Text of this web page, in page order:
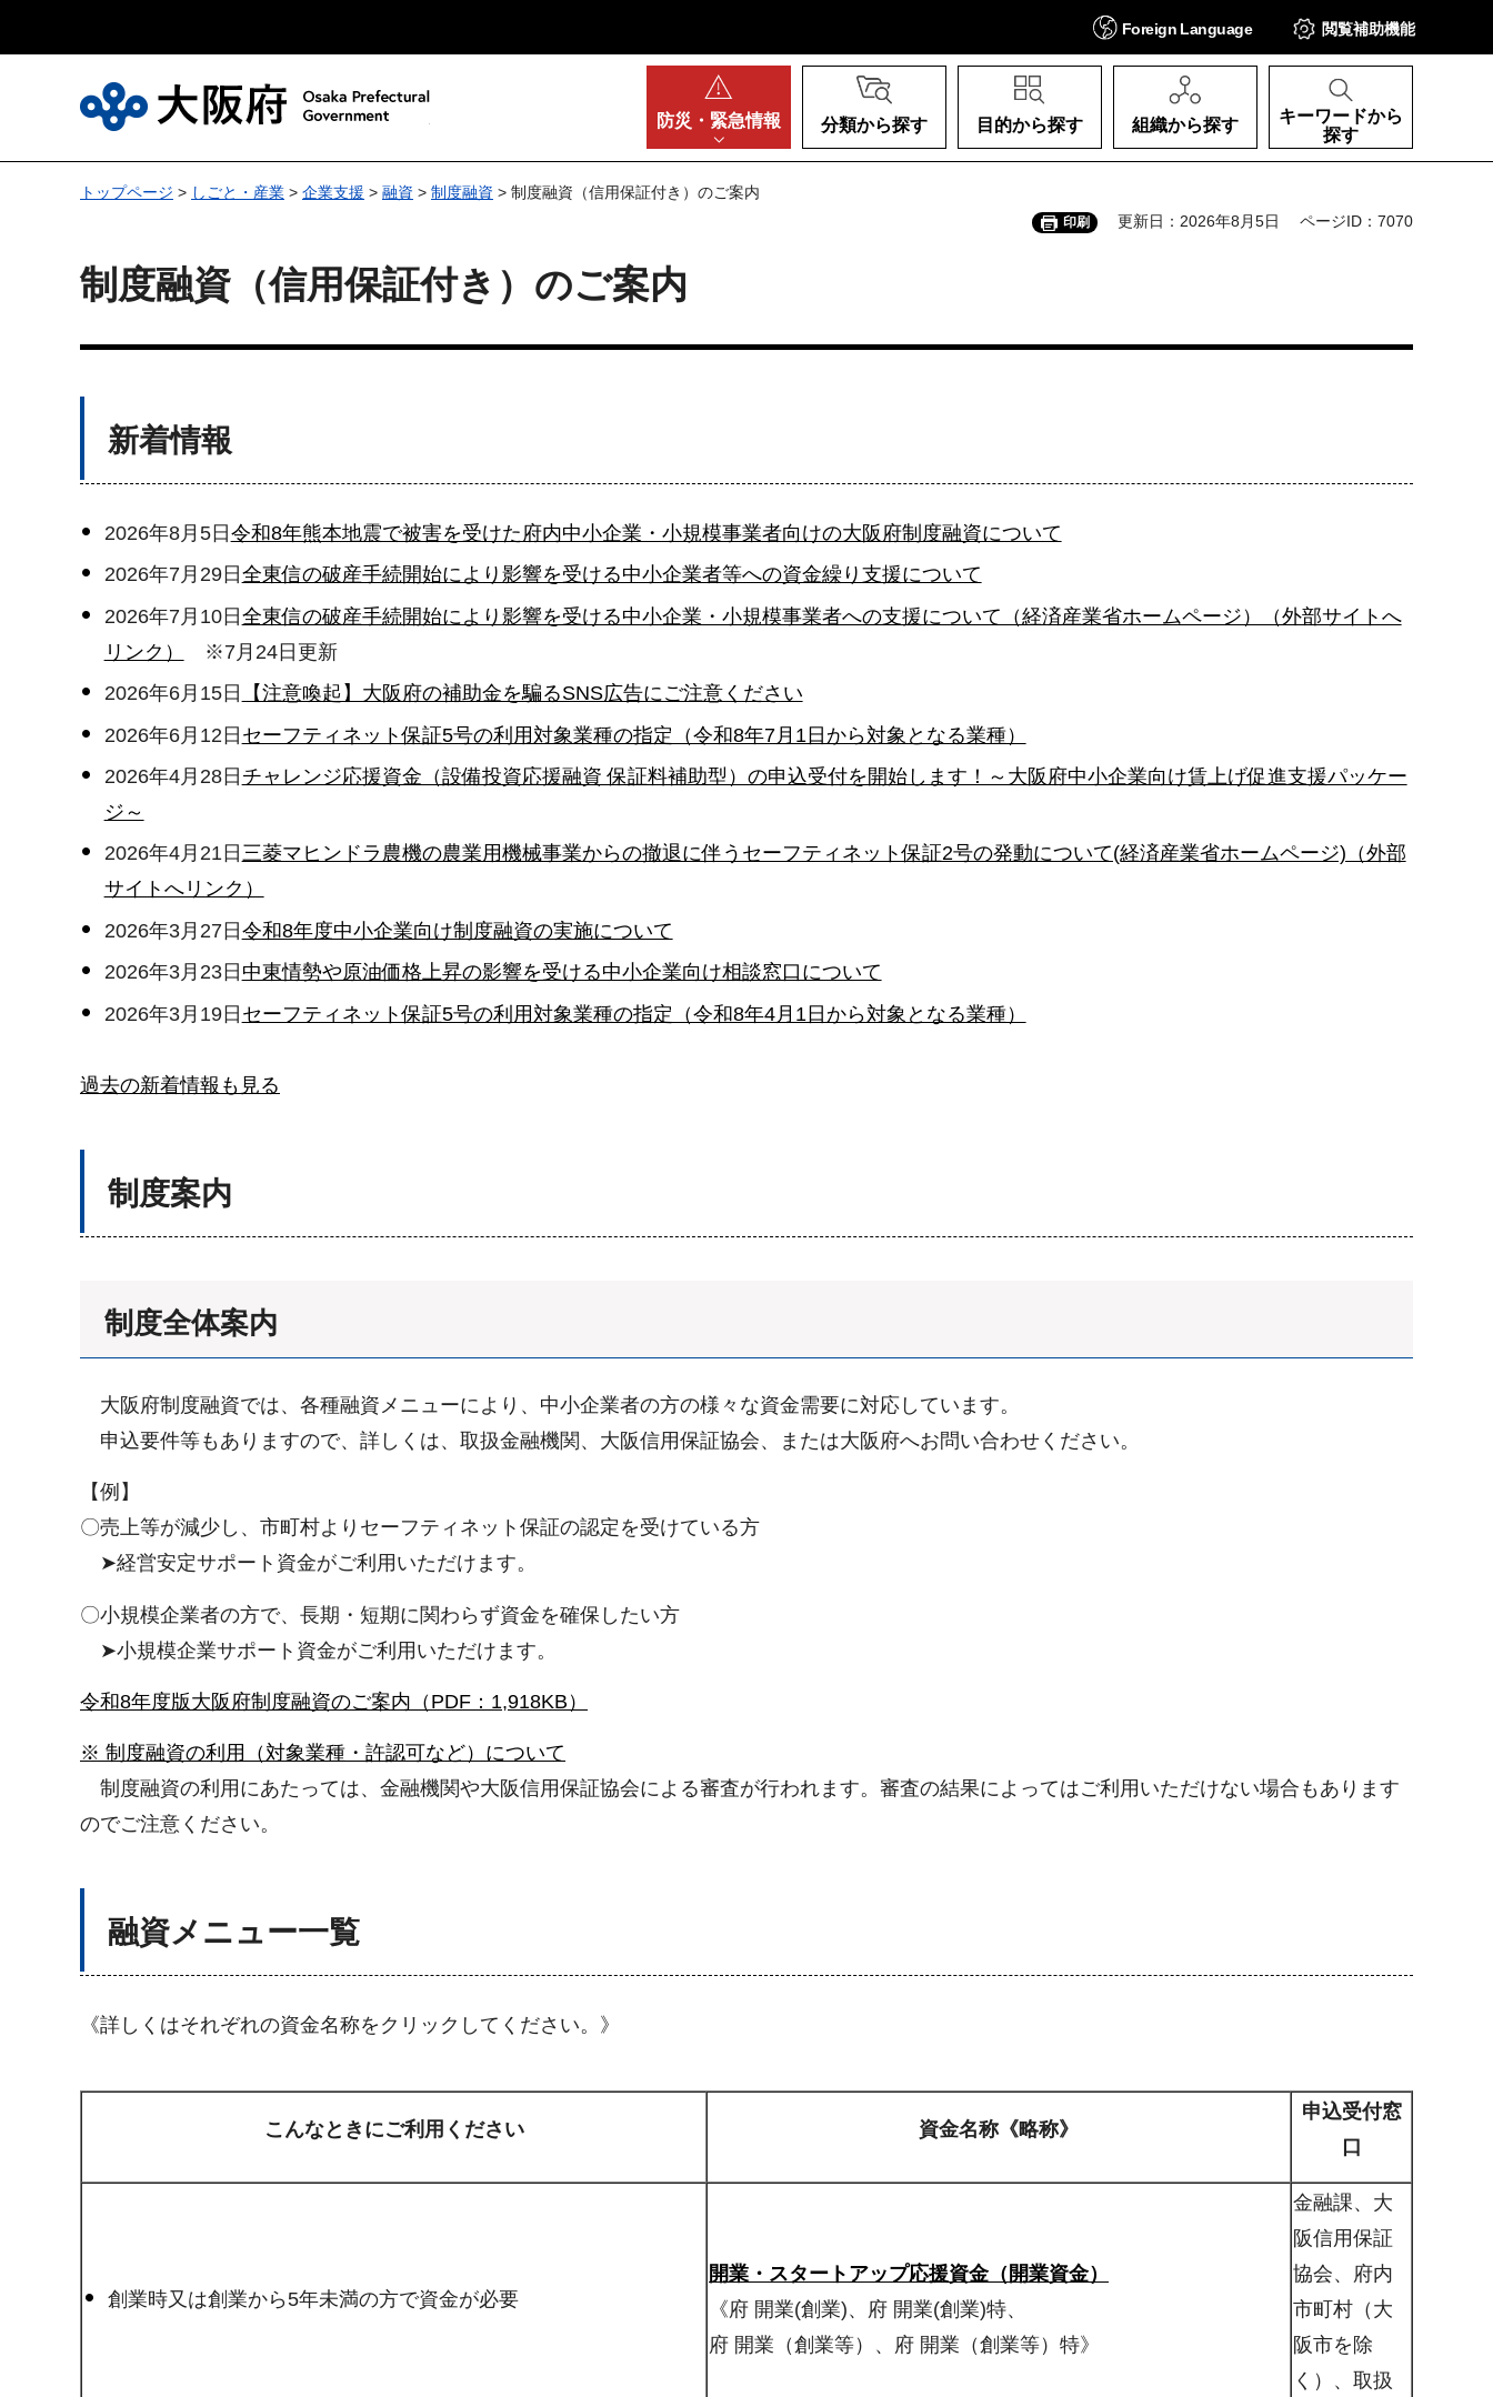
Foreign Language 閲覧補助機能
防災・ 緊急情報 分類から探す 目的から探す 組織から探す
キーワードから
探す
トップページ > しごと・産業 > 企業支援 > 融資 > 制度融資 > 制度融資（信用保証付き）のご案内
印刷 更新日：2026年8月5日 ページID：7070
制度融資（信用保証付き）のご案内
新着情報
2026年8月5日 令和8年熊本地震で被害を受けた府内中小企業・小規模事業者向けの大阪府制度融資について
2026年7月29日 全東信の破産手続開始により影響を受ける中小企業者等への資金繰り支援について
2026年7月10日全東信の破産手続開始により影響を受ける中小企業・小規模事業者への支援について（経済産業省ホームページ）（外部サイトへ
リンク）
※7月24日更新
2026年6月15日
【注意喚起】大阪府の補助金を騙るSNS広告にご注意ください
2026年6月12日 セーフティネット保証5号の利用対象業種の指定（令和8年7月1日から対象となる業種）
2026年4月28日 チャレンジ応援資金（設備投資応援融資 保証料補助型）の申込受付を開始します！～大阪府中小企業向け賃上げ促進支援パッケー
ジ～
2026年4月21日 三菱マヒンドラ農機の農業用機械事業からの撤退に伴うセーフティネット保証2号の発動について(経済産業省ホームページ)（外部
サイトへリンク）
2026年3月27日令和8年度中小企業向け制度融資の実施について
2026年3月23日 中東情勢や原油価格上昇の影響を受ける中小企業向け相談窓口について
2026年3月19日 セーフティネット保証5号の利用対象業種の指定（令和8年4月1日から対象となる業種）
過去の新着情報も見る
制度案内
制度全体案内
大阪府制度融資では、各種融資メニューにより、中小企業者の方の様々な資金需要に対応しています。
申込要件等もありますので、詳しくは、取扱金融機関、大阪信用保証協会、または大阪府へお問い合わせください。
【例】
〇売上等が減少し、市町村よりセーフティネット保証の認定を受けている方
➤経営安定サポート資金がご利用いただけます。
〇小規模企業者の方で、長期・短期に関わらず資金を確保したい方
➤小規模企業サポート資金がご利用いただけます。
令和8年度版大阪府制度融資のご案内（PDF：1,918KB）
※ 制度融資の利用（対象業種・許認可など）について
制度融資の利用にあたっては、金融機関や大阪信用保証協会による審査が行われます。審査の結果によってはご利用いただけない場合もあります
のでご注意ください。
融資メニュー一覧
《詳しくはそれぞれの資金名称をクリックしてください。》
こんなときにご利用ください 資金名称 《略称》
申込受付窓
口
創業時又は創業から5年未満の方で資金が必要
開業・スタートアップ応援資金（開業資金）
《府 開業(創業)、府 開業(創業)特、
府 開業（創業等）、府 開業（創業等）特》
金融課、大
阪信用保証
協会、府内
市町村（大
阪市を除
く）、取扱